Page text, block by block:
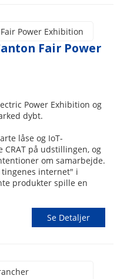
Fair Power
Power Exhibition og
dybt.
låse og IoT-
på udstillingen, og
om samarbejde.
internet" i
produkter spille en
Se Detaljer